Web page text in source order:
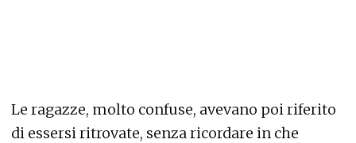
Le ragazze, molto confuse, avevano poi riferito
di essersi ritrovate, senza ricordare in che